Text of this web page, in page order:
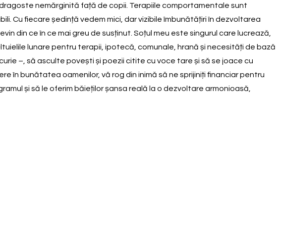
nemărginită față de copii. Terapiile comportamentale sunt
Cu fiecare ședință vedem mici, dar vizibile îmbunătățiri în dezvoltarea
din ce în ce mai greu de susținut. Soțul meu este singurul care lucrează,
lunare pentru terapii, ipotecă, comunale, hrană și necesități de bază
–, să asculte povești și poezii citite cu voce tare și să se joace cu
în bunătatea oamenilor, vă rog din inimă să ne sprijiniți financiar pentru
și să le oferim băieților șansa reală la o dezvoltare armonioasă,